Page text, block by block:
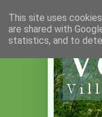
This site uses
are shared with
statistics, and to